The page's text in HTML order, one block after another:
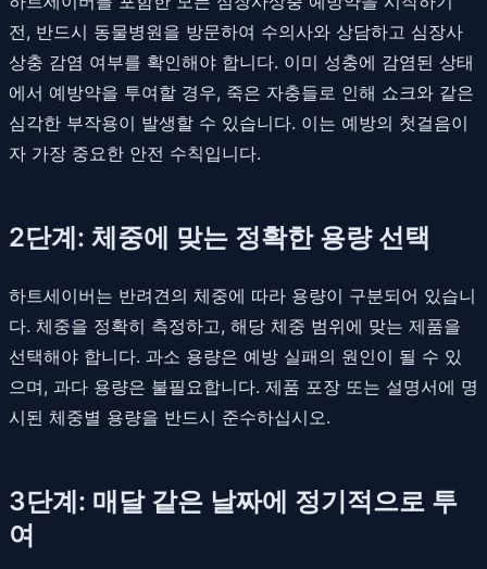
전, 반드시 동물병원을 방문하여 수의사와 상담하고 심장사
상충 감염 여부를 확인해야 합니다. 이미 성충에 감염된 상태
에서 예방약을 투여할 경우, 죽은 자충들로 인해 쇼크와 같은
심각한 부작용이 발생할 수 있습니다. 이는 예방의 첫걸음이
자 가장 중요한 안전 수칙입니다.
2단계: 체중에 맞는 정확한 용량 선택
하트세이버는 반려견의 체중에 따라 용량이 구분되어 있습니
다. 체중을 정확히 측정하고, 해당 체중 범위에 맞는 제품을
선택해야 합니다. 과소 용량은 예방 실패의 원인이 될 수 있
으며, 과다 용량은 불필요합니다. 제품 포장 또는 설명서에 명
시된 체중별 용량을 반드시 준수하십시오.
3단계: 매달 같은 날짜에 정기적으로 투
여